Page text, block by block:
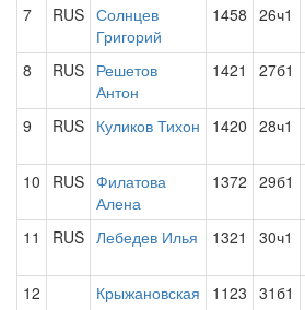
7 RUS Солнцев
Григорий
1458 26ч1
8 RUS Решетов
Антон
1421 27б1
9 RUS Куликов Тихон 1420 28ч1
10 RUS Филатова
Алена
1372 29б1
11 RUS Лебедев Илья 1321 30ч1
12
Крыжановская
1123 31б1